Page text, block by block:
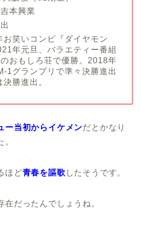
本興業
笑いコンビ『ダイヤモン
年元旦、バラエティー番組
のおもしろ荘で優勝。2018年
1グランプリで準々決勝進出
勝進出。
ー当初からイケメンだとかなり
ほど青春を謳歌 したそうです。
在だったんでしょうね。